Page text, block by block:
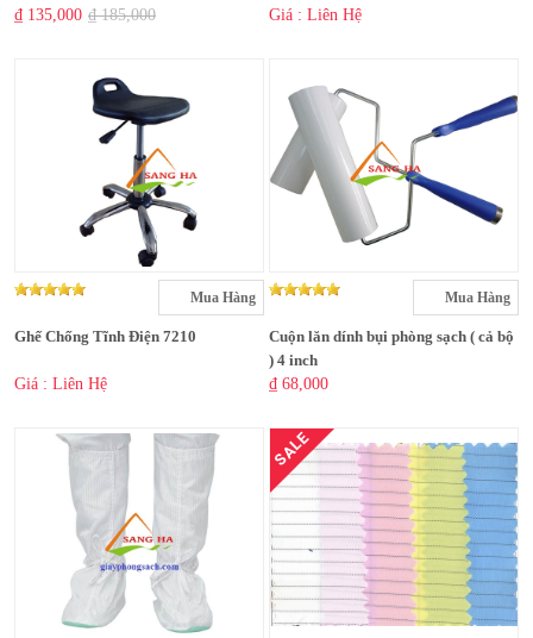
₫ 135,000 ₫ 185,000 Giá : Liên Hệ
Mua Hàng
Ghế Chống Tĩnh Điện 7210
Giá : Liên Hệ
Mua Hàng
Cuộn lăn dính bụi phòng sạch ( cả bộ
) 4 inch
₫ 68,000
SALE